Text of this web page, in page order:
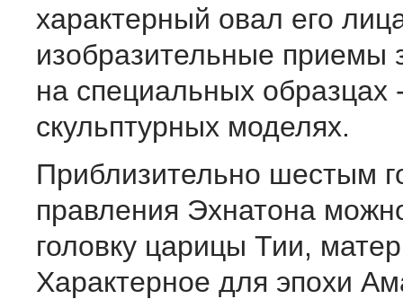
характерный овал его
изобразительные приемы
на специаль­ных образцах
скульптурных моделях.
Приблизительно шестым
правления Эхнатона
головку царицы Тии,
Характерное для эпохи